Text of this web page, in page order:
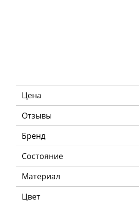
Цена
Отзывы
Бренд
Состояние
Материал
Цвет